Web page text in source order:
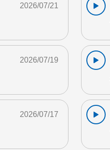
2026/07/21
2026/07/19
2026/07/17